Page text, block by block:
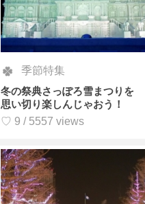
季節特集
冬の祭典さっぽろ雪まつりを
思い切り楽しんじゃおう！
♡ 9 / 5557 views